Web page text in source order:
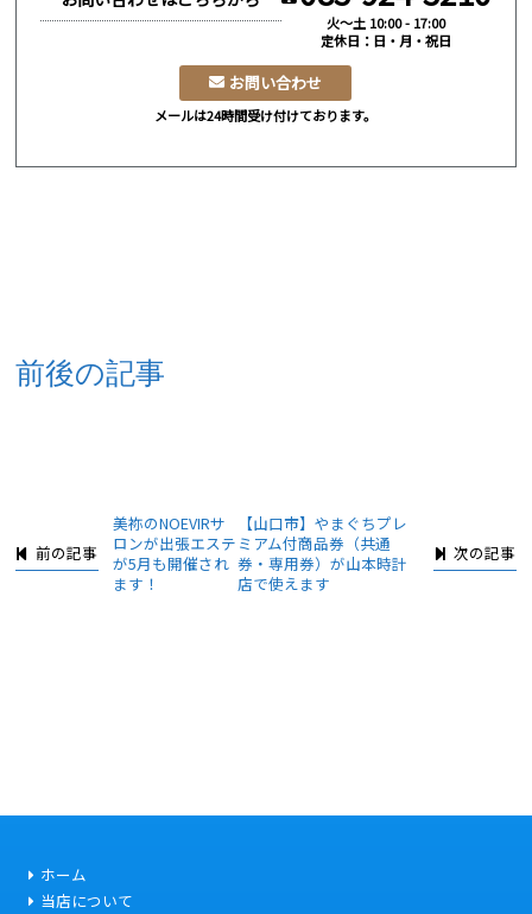
火～土 10:00 - 17:00
定休日：日・月・祝日
お問い合わせ
メールは24時間受け付けております。
前後の記事
前の記事
美祢のNOEVIRサ
ロンが出張エステ
が5月も開催され
ます！
次の記事
【山口市】やまぐちプレ
ミアム付商品券（共通
券・専用券）が山本時計
店で使えます
ホーム
当店について